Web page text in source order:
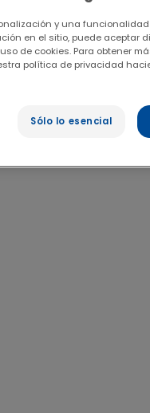
y una
en el sitio, puede aceptar
de cookies. Para obtener
política de privacidad
Sólo lo esencial